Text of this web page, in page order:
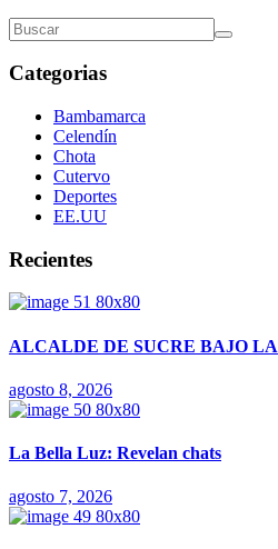
Categorias
Bambamarca
Celendín
Chota
Cutervo
Deportes
EE.UU
Recientes
ALCALDE DE SUCRE BAJO LA
agosto 8, 2026
La Bella Luz: Revelan chats
agosto 7, 2026